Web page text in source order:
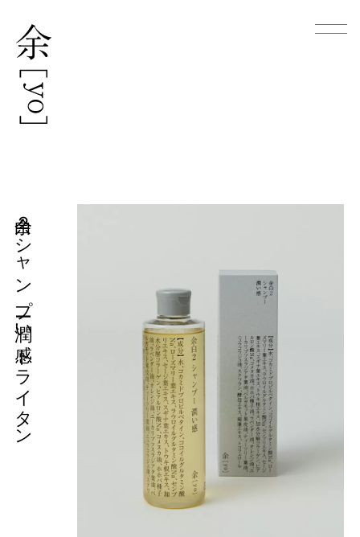
余白２ シャンプー 潤い感 トライタン